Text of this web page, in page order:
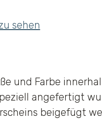
sehen
und Farbe
angefertigt
beigefügt